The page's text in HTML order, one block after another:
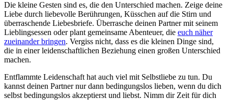
Die kleine Gesten sind es, die den Unterschied machen. Zeige deine
Liebe durch liebevolle Berührungen, Küsschen auf die Stirn und
überraschende Liebesbriefe. Überrasche deinen Partner mit seinem
Lieblingsessen oder plant gemeinsame Abenteuer, die euch näher
zueinander bringen. Vergiss nicht, dass es die kleinen Dinge sind,
die in einer leidenschaftlichen Beziehung einen großen Unterschied
machen.
Entflammte Leidenschaft hat auch viel mit Selbstliebe zu tun. Du
kannst deinen Partner nur dann bedingungslos lieben, wenn du dich
selbst bedingungslos akzeptierst und liebst. Nimm dir Zeit für dich